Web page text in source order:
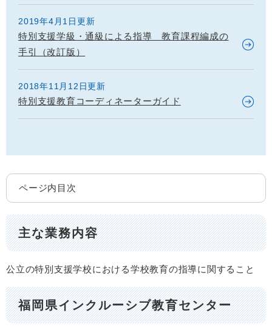
2019年4月1日更新
特別支援学級・通級による指導 教育課程編成の
手引（改訂版）
2018年11月12日更新
特別支援教育コーディネーターガイド
ページ内目次
主な業務内容
公立の特別支援学校における学校教育の指導に関すること
福岡県インクルーシブ教育センター